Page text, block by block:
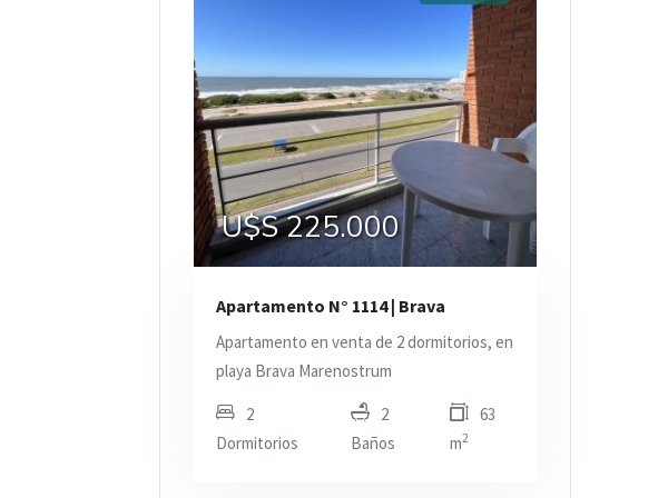
U$S 225.000
Apartamento N° 1114 | Brava
Apartamento en venta de 2 dormitorios, en
playa Brava Marenostrum
2
Dormitorios
2
Baños
63
m2